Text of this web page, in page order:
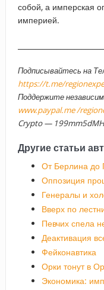
собой, а имперская
империей.
Подписывайтесь на
https://t.me/
Поддержите
www.paypal.me /
Crypto —
Другие статьи
От Берлина до
Оппозиция
Генералы и
Вверх по
Певчих спела
Деактивация
Фейконавтика
Орки тонут в
Экономика: